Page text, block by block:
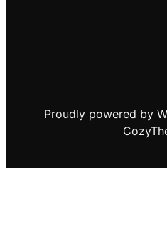
Proudly powered by